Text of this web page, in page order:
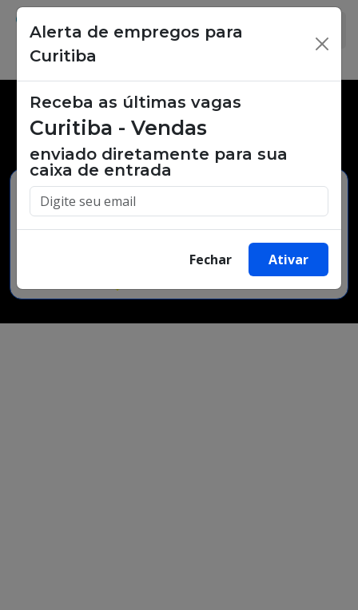
Vagas de emprego,
oportunidades de trabalho.
Buscar Vagas
Alerta de empregos para
Curitiba
×
Receba as últimas vagas
Curitiba - Vendas
enviado diretamente para sua
caixa de entrada
Fechar Ativar